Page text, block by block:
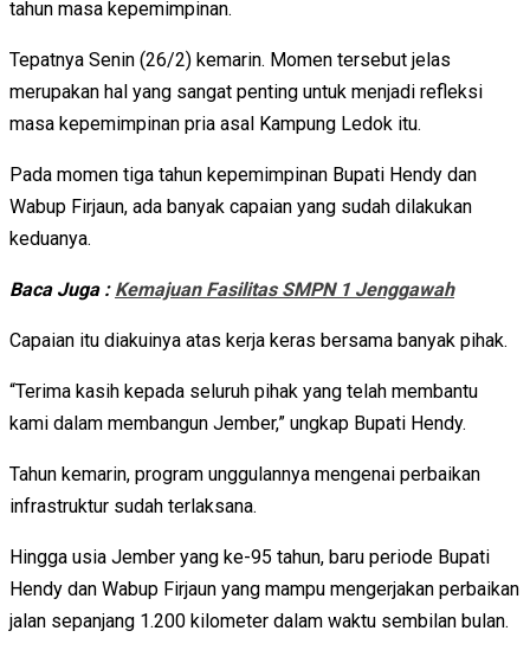
tahun masa kepemimpinan.
Tepatnya Senin (26/2) kemarin. Momen tersebut jelas
merupakan hal yang sangat penting untuk menjadi refleksi
masa kepemimpinan pria asal Kampung Ledok itu.
Pada momen tiga tahun kepemimpinan Bupati Hendy dan
Wabup Firjaun, ada banyak capaian yang sudah dilakukan
keduanya.
Baca Juga : Kemajuan Fasilitas SMPN 1 Jenggawah
Capaian itu diakuinya atas kerja keras bersama banyak pihak.
“Terima kasih kepada seluruh pihak yang telah membantu
kami dalam membangun Jember,” ungkap Bupati Hendy.
Tahun kemarin, program unggulannya mengenai perbaikan
infrastruktur sudah terlaksana.
Hingga usia Jember yang ke-95 tahun, baru periode Bupati
Hendy dan Wabup Firjaun yang mampu mengerjakan perbaikan
jalan sepanjang 1.200 kilometer dalam waktu sembilan bulan.